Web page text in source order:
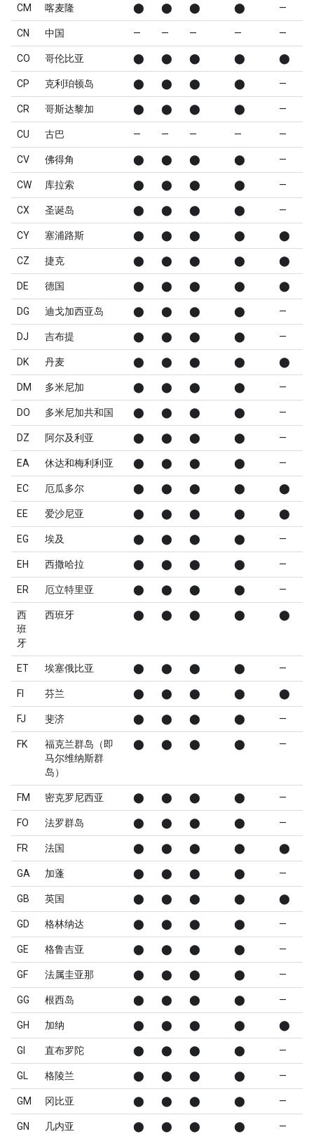
CM 喀麦隆 ⬤ ⬤ ⬤ ⬤ —
CN 中国 — — — — —
CO 哥伦比亚 ⬤ ⬤ ⬤ ⬤ ⬤
CP 克利珀顿岛 ⬤ ⬤ ⬤ ⬤ —
CR 哥斯达黎加 ⬤ ⬤ ⬤ ⬤ —
CU 古巴 — — — — —
CV 佛得角 ⬤ ⬤ ⬤ ⬤ —
CW 库拉索 ⬤ ⬤ ⬤ ⬤ —
CX 圣诞岛 ⬤ ⬤ ⬤ ⬤ —
CY 塞浦路斯 ⬤ ⬤ ⬤ ⬤ ⬤
CZ 捷克 ⬤ ⬤ ⬤ ⬤ ⬤
DE 德国 ⬤ ⬤ ⬤ ⬤ ⬤
DG 迪戈加西亚岛 ⬤ ⬤ ⬤ ⬤ —
DJ 吉布提 ⬤ ⬤ ⬤ ⬤ —
DK 丹麦 ⬤ ⬤ ⬤ ⬤ ⬤
DM 多米尼加 ⬤ ⬤ ⬤ ⬤ —
DO 多米尼加共和国 ⬤ ⬤ ⬤ ⬤ —
DZ 阿尔及利亚 ⬤ ⬤ ⬤ ⬤ —
EA 休达和梅利利亚 ⬤ ⬤ ⬤ ⬤ —
EC 厄瓜多尔 ⬤ ⬤ ⬤ ⬤ ⬤
EE 爱沙尼亚 ⬤ ⬤ ⬤ ⬤ ⬤
EG 埃及 ⬤ ⬤ ⬤ ⬤ —
EH 西撒哈拉 ⬤ ⬤ ⬤ ⬤ —
ER 厄立特里亚 ⬤ ⬤ ⬤ ⬤ —
西
班
牙
西班牙 ⬤ ⬤ ⬤ ⬤ ⬤
ET 埃塞俄比亚 ⬤ ⬤ ⬤ ⬤ —
FI 芬兰 ⬤ ⬤ ⬤ ⬤ ⬤
FJ 斐济 ⬤ ⬤ ⬤ ⬤ —
FK
福克兰群岛（即
马尔维纳斯群
岛）
⬤ ⬤ ⬤ ⬤ —
FM 密克罗尼西亚 ⬤ ⬤ ⬤ ⬤ —
FO 法罗群岛 ⬤ ⬤ ⬤ ⬤ —
FR 法国 ⬤ ⬤ ⬤ ⬤ ⬤
GA 加蓬 ⬤ ⬤ ⬤ ⬤ —
GB 英国 ⬤ ⬤ ⬤ ⬤ ⬤
GD 格林纳达 ⬤ ⬤ ⬤ ⬤ —
GE 格鲁吉亚 ⬤ ⬤ ⬤ ⬤ —
GF 法属圭亚那 ⬤ ⬤ ⬤ ⬤ —
GG 根西岛 ⬤ ⬤ ⬤ ⬤ —
GH 加纳 ⬤ ⬤ ⬤ ⬤ ⬤
GI 直布罗陀 ⬤ ⬤ ⬤ ⬤ —
GL 格陵兰 ⬤ ⬤ ⬤ ⬤ —
GM 冈比亚 ⬤ ⬤ ⬤ ⬤ —
GN 几内亚 ⬤ ⬤ ⬤ ⬤ —